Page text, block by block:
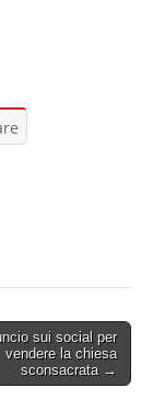
sui social per
vendere la chiesa
sconsacrata →